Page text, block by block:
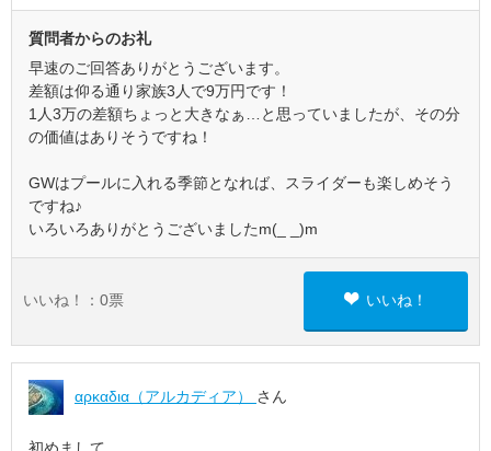
質問者からのお礼
早速のご回答ありがとうございます。
差額は仰る通り家族3人で9万円です！
1人3万の差額ちょっと大きなぁ…と思っていましたが、その分
の価値はありそうですね！
GWはプールに入れる季節となれば、スライダーも楽しめそう
ですね♪
いろいろありがとうございましたm(_ _)m
いいね！： 0票 いいね！
αρκαδια（アルカディア） さん